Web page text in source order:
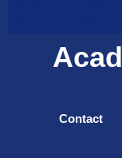
Contact